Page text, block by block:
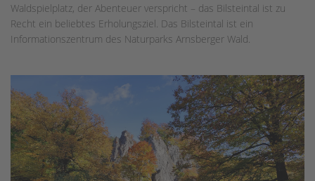
Waldspielplatz, der Abenteuer verspricht – das Bilsteintal ist zu
Recht ein beliebtes Erholungsziel. Das Bilsteintal ist ein
Informationszentrum des Naturparks Arnsberger Wald.